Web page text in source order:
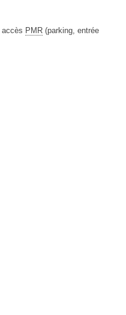
accès PMR (parking, entrée